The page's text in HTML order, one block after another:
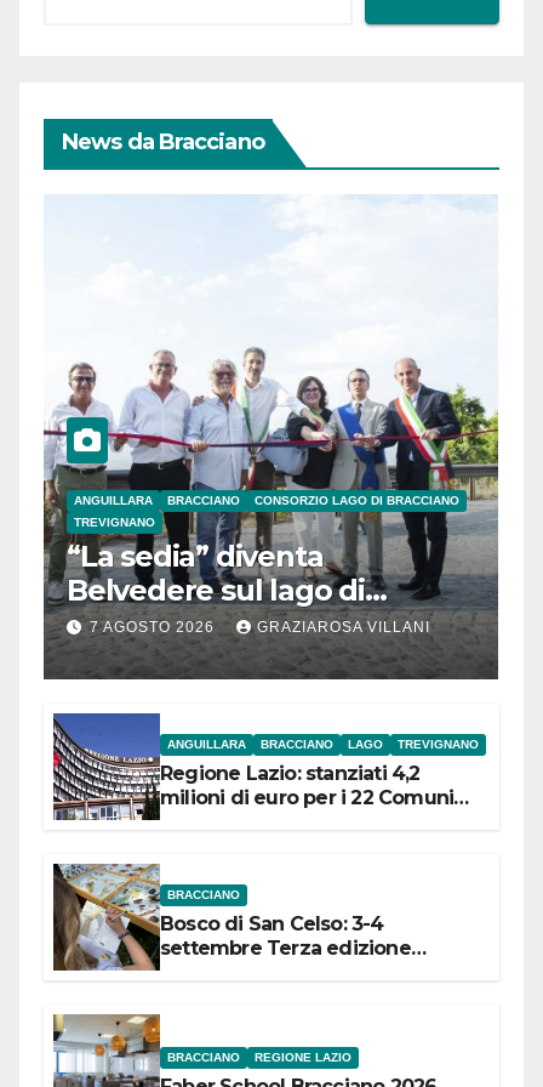
News da Bracciano
ANGUILLARA BRACCIANO
CONSORZIO LAGO DI BRACCIANO
TREVIGNANO
“La sedia” diventa
Belvedere sul lago di
Bracciano: ieri
l’inaugurazione
7 AGOSTO 2026 GRAZIAROSA VILLANI
ANGUILLARA BRACCIANO LAGO TREVIGNANO
Regione Lazio: stanziati 4,2
milioni di euro per i 22 Comuni
BRACCIANO
Bosco di San Celso: 3-4
settembre Terza edizione
BRACCIANO REGIONE LAZIO